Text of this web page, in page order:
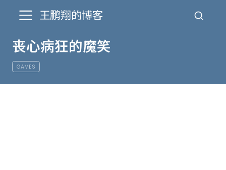
王鹏翔的博客
丧心病狂的魔笑
GAMES